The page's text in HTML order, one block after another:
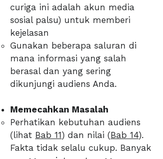
curiga ini adalah akun media
sosial palsu) untuk memberi
kejelasan
Gunakan beberapa saluran di
mana informasi yang salah
berasal dan yang sering
dikunjungi audiens Anda.
Memecahkan Masalah
Perhatikan kebutuhan audiens
(lihat Bab 11) dan nilai (Bab 14).
Fakta tidak selalu cukup. Banyak